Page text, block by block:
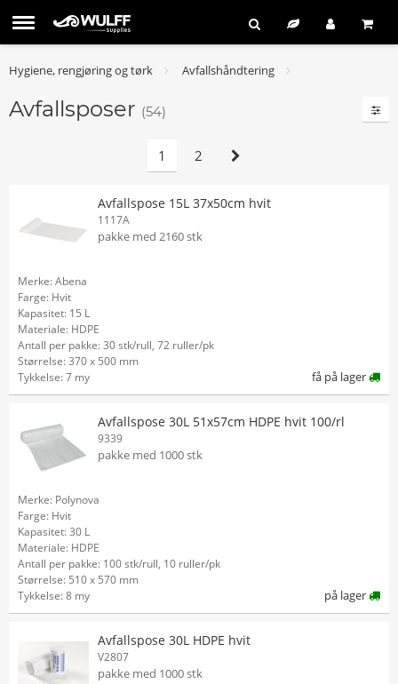
Hygiene, rengjøring og tørk Avfallshåndtering
Avfallsposer (54)
1 2
Avfallspose 15L 37x50cm hvit
1117A
pakke med 2160 stk
Merke: Abena
Farge: Hvit
Kapasitet: 15 L
Materiale: HDPE
Antall per pakke: 30 stk/rull, 72 ruller/pk
Størrelse: 370 x 500 mm
Tykkelse: 7 my
få på lager
Avfallspose 30L 51x57cm HDPE hvit 100/rl
9339
pakke med 1000 stk
Merke: Polynova
Farge: Hvit
Kapasitet: 30 L
Materiale: HDPE
Antall per pakke: 100 stk/rull, 10 ruller/pk
Størrelse: 510 x 570 mm
Tykkelse: 8 my
på lager
Avfallspose 30L HDPE hvit
V2807
pakke med 1000 stk